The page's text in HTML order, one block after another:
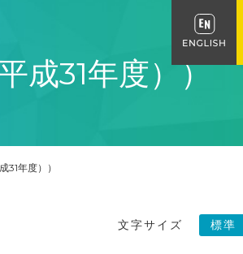
成31年度））
31年度））
文字サイズ 標準